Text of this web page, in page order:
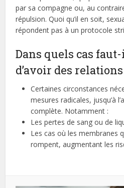
par sa compagne ou, au
répulsion. Quoi qu’il en soit,
répondent pas à un protocole
Dans quels cas
d’avoir des
Certaines circonstances
mesures radicales, jusqu’à
complète. Notamment :
Les pertes de sang ou de
Les cas où les membranes
rompent, augmentant les